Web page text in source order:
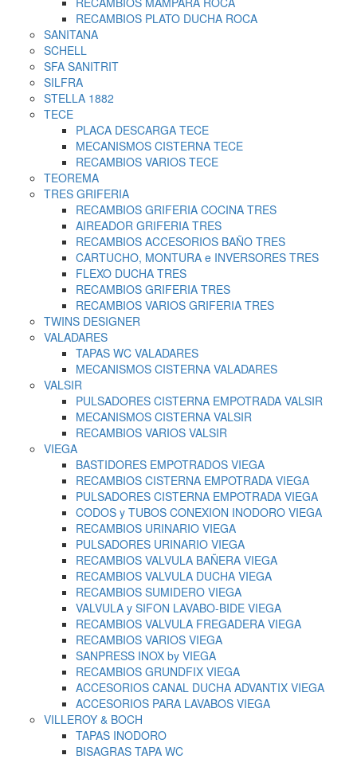
RECAMBIOS PLATO DUCHA ROCA
SANITANA
SCHELL
SFA SANITRIT
SILFRA
STELLA 1882
TECE
PLACA DESCARGA TECE
MECANISMOS CISTERNA TECE
RECAMBIOS VARIOS TECE
TEOREMA
TRES GRIFERIA
RECAMBIOS GRIFERIA COCINA TRES
AIREADOR GRIFERIA TRES
RECAMBIOS ACCESORIOS BAÑO TRES
CARTUCHO, MONTURA e INVERSORES TRES
FLEXO DUCHA TRES
RECAMBIOS GRIFERIA TRES
RECAMBIOS VARIOS GRIFERIA TRES
TWINS DESIGNER
VALADARES
TAPAS WC VALADARES
MECANISMOS CISTERNA VALADARES
VALSIR
PULSADORES CISTERNA EMPOTRADA VALSIR
MECANISMOS CISTERNA VALSIR
RECAMBIOS VARIOS VALSIR
VIEGA
BASTIDORES EMPOTRADOS VIEGA
RECAMBIOS CISTERNA EMPOTRADA VIEGA
PULSADORES CISTERNA EMPOTRADA VIEGA
CODOS y TUBOS CONEXION INODORO VIEGA
RECAMBIOS URINARIO VIEGA
PULSADORES URINARIO VIEGA
RECAMBIOS VALVULA BAÑERA VIEGA
RECAMBIOS VALVULA DUCHA VIEGA
RECAMBIOS SUMIDERO VIEGA
VALVULA y SIFON LAVABO-BIDE VIEGA
RECAMBIOS VALVULA FREGADERA VIEGA
RECAMBIOS VARIOS VIEGA
SANPRESS INOX by VIEGA
RECAMBIOS GRUNDFIX VIEGA
ACCESORIOS CANAL DUCHA ADVANTIX VIEGA
ACCESORIOS PARA LAVABOS VIEGA
VILLEROY & BOCH
TAPAS INODORO
BISAGRAS TAPA WC